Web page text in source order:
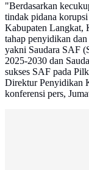
"Berdasarkan
tindak pidana
Kabupaten Langkat,
tahap penyidikan dan
yakni Saudara SAF
2025-2030 dan
sukses SAF pada
Direktur Penyidikan
konferensi pers,